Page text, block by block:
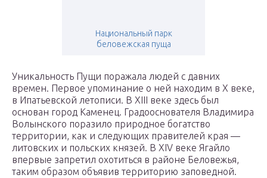
Национальный парк
беловежская пуща
Уникальность Пущи поражала людей с давних
времен. Первое упоминание о ней находим в X веке,
в Ипатьевской летописи. В XIII веке здесь был
основан город Каменец. Градооснователя Владимира
Волынского поразило природное богатство
территории, как и следующих правителей края —
литовских и польских князей. В XIV веке Ягайло
впервые запретил охотиться в районе Беловежья,
таким образом объявив территорию заповедной.